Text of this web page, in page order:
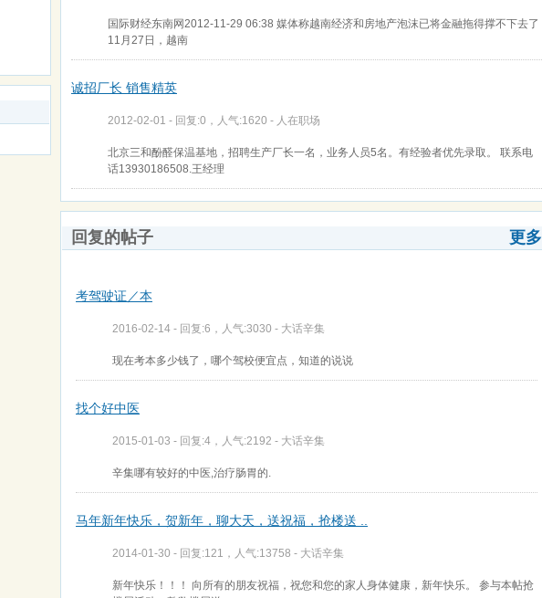
国际财经东南网2012-11-29 06:38 媒体称越南经济和房地产泡沫已将金融拖得撑不下去了
11月27日，越南
诚招厂长 销售精英
2012-02-01 - 回复:0，人气:1620 - 人在职场
北京三和酚醛保温基地，招聘生产厂长一名，业务人员5名。有经验者优先录取。 联系电
话13930186508.王经理
更多
回复的帖子
考驾驶证／本
2016-02-14 - 回复:6，人气:3030 - 大话辛集
现在考本多少钱了，哪个驾校便宜点，知道的说说
找个好中医
2015-01-03 - 回复:4，人气:2192 - 大话辛集
辛集哪有较好的中医,治疗肠胃的.
马年新年快乐，贺新年，聊大天，送祝福，抢楼送 ..
2014-01-30 - 回复:121，人气:13758 - 大话辛集
新年快乐！！！ 向所有的朋友祝福，祝您和您的家人身体健康，新年快乐。 参与本帖抢